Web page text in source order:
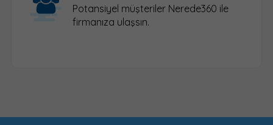
Potansiyel müşteriler Nerede360 ile
firmanıza ulaşsın.